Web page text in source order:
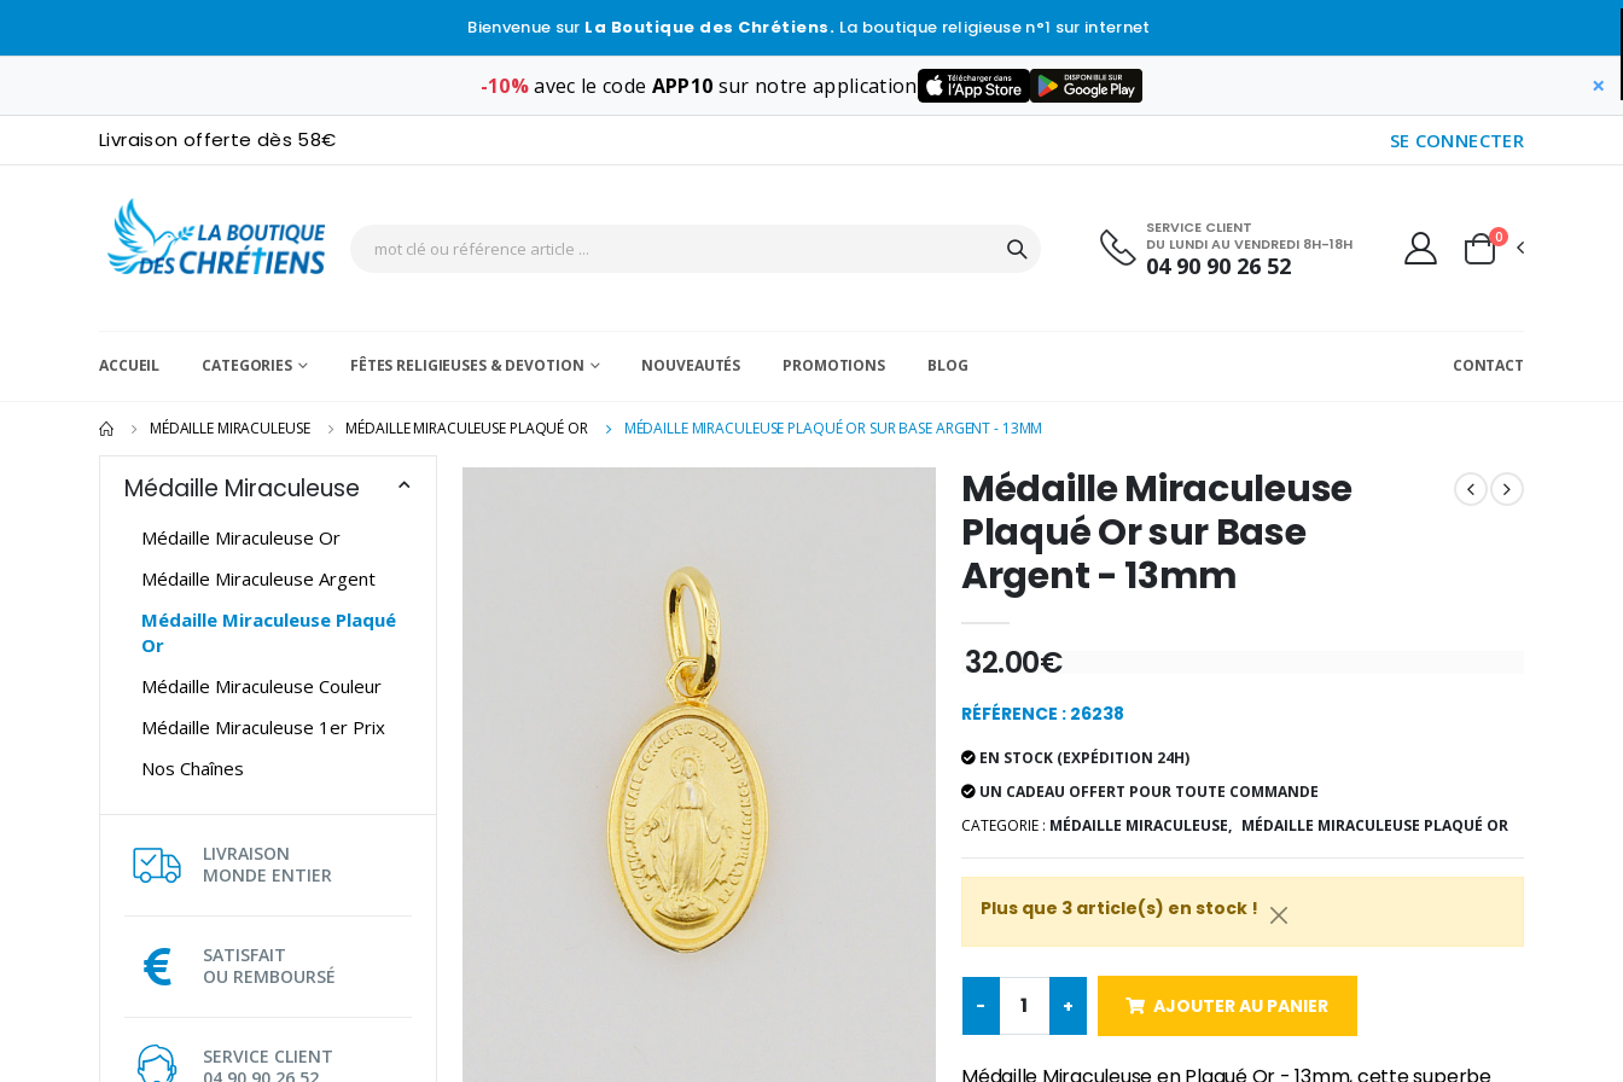
Bienvenue sur La Boutique des Chrétiens. La boutique religieuse n°1 sur internet
-10%avec le code APP10 sur notre application ×
Livraison offerte dès 58€ SE CONNECTER
SERVICE CLIENT
DU LUNDI AU VENDREDI 8H-18H
04 90 90 26 52
0
ACCUEIL CATEGORIES FÊTES RELIGIEUSES & DEVOTION NOUVEAUTÉS PROMOTIONS BLOG CONTACT
MÉDAILLE MIRACULEUSE MÉDAILLE MIRACULEUSE PLAQUÉ OR MÉDAILLE MIRACULEUSE PLAQUÉ OR SUR BASE ARGENT - 13MM
Médaille Miraculeuse
Médaille Miraculeuse Or
Médaille Miraculeuse Argent
Médaille Miraculeuse Plaqué
Or
Médaille Miraculeuse Couleur
Médaille Miraculeuse 1er Prix
Nos Chaînes
LIVRAISON
MONDE ENTIER
SATISFAIT
OU REMBOURSÉ
SERVICE CLIENT
Médaille Miraculeuse
Plaqué Or sur Base
Argent - 13mm
32.00€
RÉFÉRENCE : 26238
EN STOCK (EXPÉDITION 24H)
UN CADEAU OFFERT POUR TOUTE COMMANDE
CATEGORIE : MÉDAILLE MIRACULEUSE, MÉDAILLE MIRACULEUSE PLAQUÉ OR
Plus que 3 article(s) en stock !
- + AJOUTER AU PANIER